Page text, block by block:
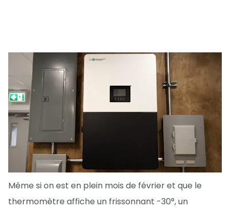
Même si on est en plein mois de février et que le
thermomètre affiche un frissonnant -30°, un